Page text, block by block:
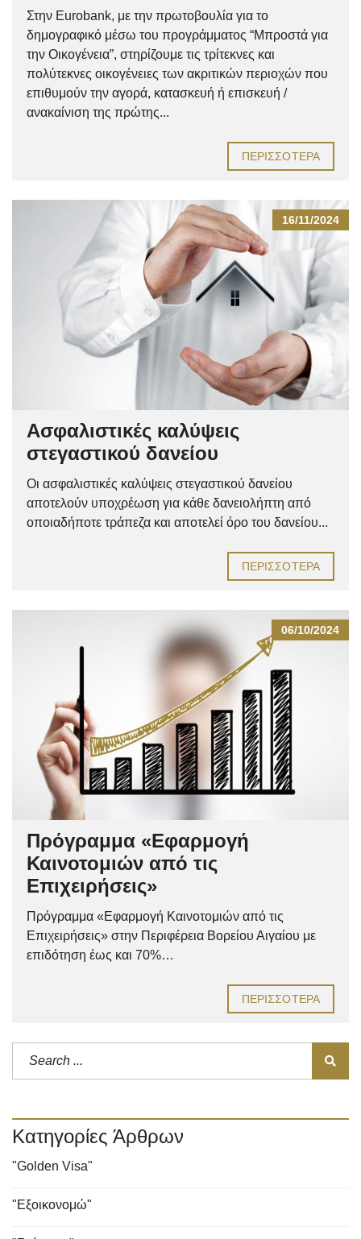
Στην Eurobank, με την πρωτοβουλία για το
δημογραφικό μέσω του προγράμματος “Μπροστά για
την Οικογένεια”, στηρίζουμε τις τρίτεκνες και
πολύτεκνες οικογένειες των ακριτικών περιοχών που
επιθυμούν την αγορά, κατασκευή ή επισκευή /
ανακαίνιση της πρώτης...
ΠΕΡΙΣΣΌΤΕΡΑ
16/11/2024
Ασφαλιστικές καλύψεις
στεγαστικού δανείου
Οι ασφαλιστικές καλύψεις στεγαστικού δανείου
αποτελούν υποχρέωση για κάθε δανειολήπτη από
οποιαδήποτε τράπεζα και αποτελεί όρο του δανείου...
ΠΕΡΙΣΣΌΤΕΡΑ
06/10/2024
Πρόγραμμα «Εφαρμογή
Καινοτομιών από τις
Επιχειρήσεις»
Πρόγραμμα «Εφαρμογή Καινοτομιών από τις
Επιχειρήσεις» στην Περιφέρεια Βορείου Αιγαίου με
επιδότηση έως και 70%…
ΠΕΡΙΣΣΌΤΕΡΑ
Κατηγορίες Άρθρων
"Golden Visa"
"Εξοικονομώ"